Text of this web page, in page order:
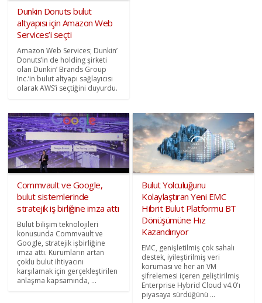
Dunkin Donuts bulut
altyapısı için Amazon Web
Services’i seçti
Amazon Web Services; Dunkin’
Donuts’in de holding şirketi
olan Dunkin’ Brands Group
Inc.’in bulut altyapı sağlayıcısı
olarak AWS’i seçtiğini duyurdu.
Commvault ve Google,
bulut sistemlerinde
stratejik iş birliğine imza attı
Bulut bilişim teknolojileri
konusunda Commvault ve
Google, stratejik işbirliğine
imza attı. Kurumların artan
çoklu bulut ihtiyacını
karşılamak için gerçekleştirilen
anlaşma kapsamında, ...
Bulut Yolculuğunu
Kolaylaştıran Yeni EMC
Hibrit Bulut Platformu BT
Dönüşümüne Hız
Kazandırıyor
EMC, genişletilmiş çok sahalı
destek, iyileştirilmiş veri
koruması ve her an VM
şifrelemesi içeren geliştirilmiş
Enterprise Hybrid Cloud v4.0'ı
piyasaya sürdüğünü ...